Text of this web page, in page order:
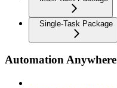
Single-Task Package
Automation Anywhere